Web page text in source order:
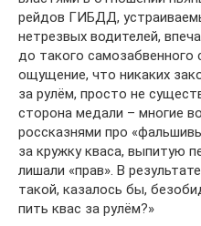
рейдов ГИБДД,
нетрезвых водителей,
до такого самозабвенного
ощущение, что никаких
за рулём, просто не
сторона медали – многие
россказнями про
за кружку кваса, выпитую
лишали «прав». В
такой, казалось бы,
пить квас за рулём?»